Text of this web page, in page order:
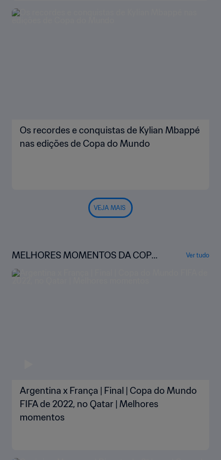
Os recordes e conquistas de Kylian Mbappé
nas edições de Copa do Mundo
VEJA MAIS
MELHORES MOMENTOS DA COPA
DO MUNDO
Ver tudo
Argentina x França | Final | Copa do Mundo
FIFA de 2022, no Qatar | Melhores
momentos